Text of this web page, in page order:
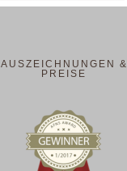
AUSZEICHNUNGEN &
PREISE